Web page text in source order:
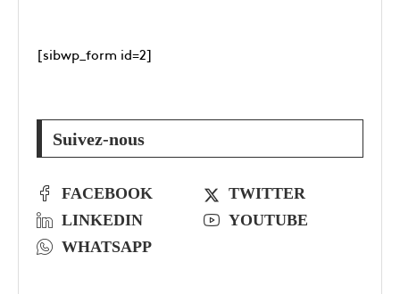
[sibwp_form id=2]
Suivez-nous
FACEBOOK
TWITTER
LINKEDIN
YOUTUBE
WHATSAPP